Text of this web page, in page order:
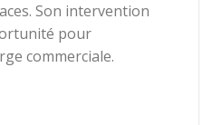
Son intervention
pour
commerciale.